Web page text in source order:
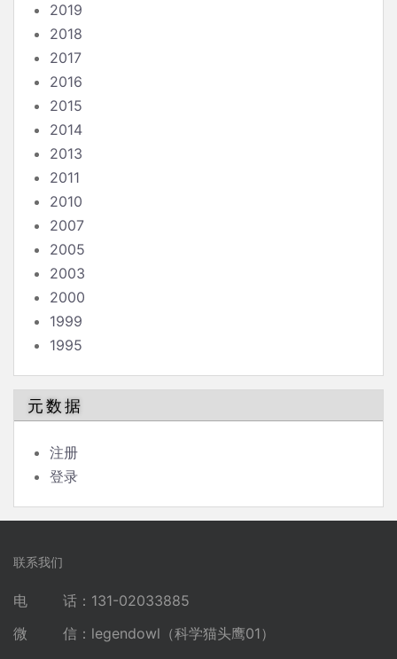
2019
2018
2017
2016
2015
2014
2013
2011
2010
2007
2005
2003
2000
1999
1995
元数据
注册
登录
联系我们
电 话：131-02033885
微 信：legendowl（科学猫头鹰01）